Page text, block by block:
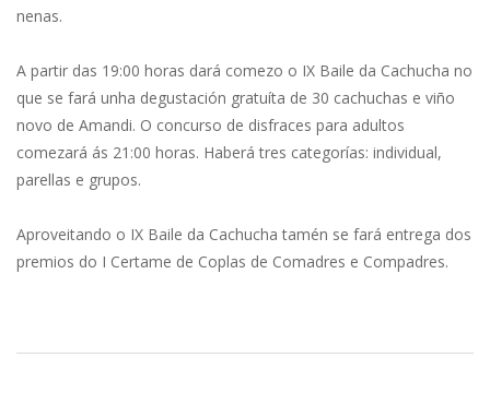
nenas.
A partir das 19:00 horas dará comezo o IX Baile da Cachucha no
que se fará unha degustación gratuíta de 30 cachuchas e viño
novo de Amandi. O concurso de disfraces para adultos
comezará ás 21:00 horas. Haberá tres categorías: individual,
parellas e grupos.
Aproveitando o IX Baile da Cachucha tamén se fará entrega dos
premios do I Certame de Coplas de Comadres e Compadres.